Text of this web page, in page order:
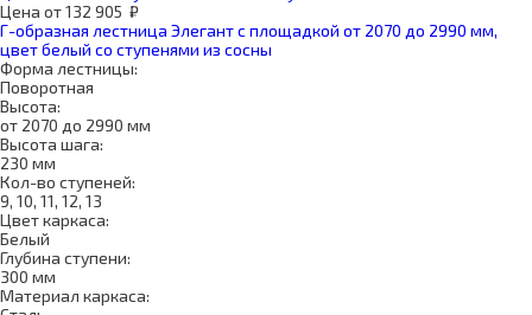
Цена от132 905 ₽
Г-образная лестница Элегант с площадкой от 2070 до 2990 мм,
цвет белый со ступенями из сосны
Форма лестницы:
Поворотная
Высота:
от 2070 до 2990 мм
Высота шага:
230 мм
Кол-во ступеней:
9, 10, 11, 12, 13
Цвет каркаса:
Белый
Глубина ступени:
300 мм
Материал каркаса: